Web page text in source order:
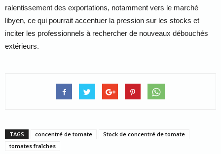
ralentissement des exportations, notamment vers le marché
libyen, ce qui pourrait accentuer la pression sur les stocks et
inciter les professionnels à rechercher de nouveaux débouchés
extérieurs.
TAGS concentré de tomate
Stock de concentré de tomate
tomates fraîches